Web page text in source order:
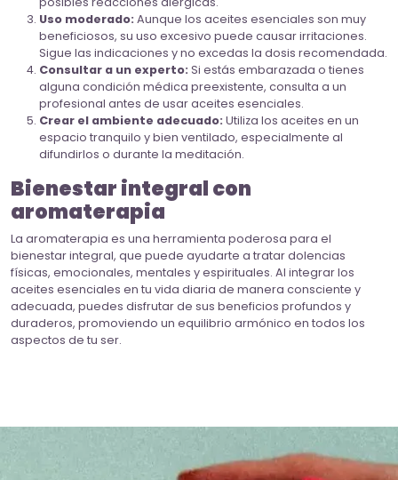
Uso moderado: Aunque los aceites esenciales son muy
beneficiosos, su uso excesivo puede causar irritaciones.
Sigue las indicaciones y no excedas la dosis recomendada.
Consultar a un experto: Si estás embarazada o tienes
alguna condición médica preexistente, consulta a un
profesional antes de usar aceites esenciales.
Crear el ambiente adecuado: Utiliza los aceites en un
espacio tranquilo y bien ventilado, especialmente al
difundirlos o durante la meditación.
Bienestar integral con
aromaterapia
La aromaterapia es una herramienta poderosa para el
bienestar integral, que puede ayudarte a tratar dolencias
físicas, emocionales, mentales y espirituales. Al integrar los
aceites esenciales en tu vida diaria de manera consciente y
adecuada, puedes disfrutar de sus beneficios profundos y
duraderos, promoviendo un equilibrio armónico en todos los
aspectos de tu ser.